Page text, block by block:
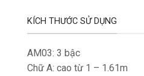
KÍCH THƯỚC SỬ DỤNG
AM03: 3 bậc
Chữ A: cao từ 1 – 1.61m